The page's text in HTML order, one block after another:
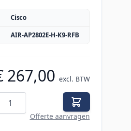
Cisco
AIR-AP2802E-H-K9-RFB
267,00 excl. BTW
Aantal
Offerte aanvragen